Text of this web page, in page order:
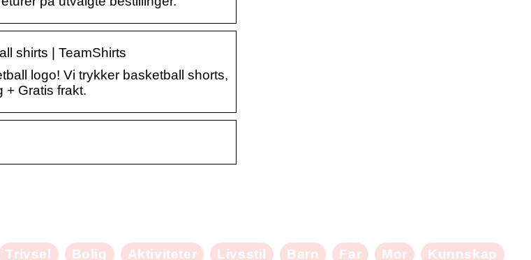
shirts | TeamShirts
logo! Vi trykker basketball shorts,
+ Gratis frakt.
Trivsel Bolig Aktiviteter Livsstil Barn Far Mor Kunnskap